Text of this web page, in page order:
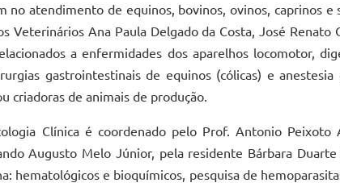
no atendimento de equinos, bovinos, ovinos, caprinos
Veterinários Ana Paula Delgado da Costa, José
a enfermidades dos aparelhos locomotor,
gastrointestinais de equinos (cólicas) e
criadoras de animais de produção.
Clínica é coordenado pelo Prof. Antonio
Augusto Melo Júnior, pela residente Bárbara
hematológicos e bioquímicos, pesquisa de